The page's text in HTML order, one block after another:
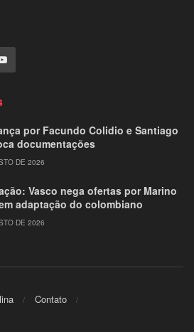
por Facundo Colidio e Santiago
documentações
DE 2026
Vasco nega ofertas por Marino
adaptação do colombiano
DE 2026
Contato